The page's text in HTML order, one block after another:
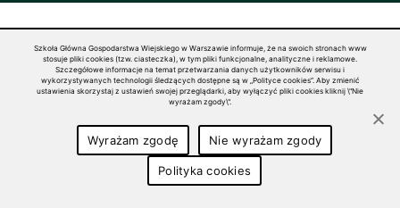
Szkoła Główna Gospodarstwa Wiejskiego w Warszawie informuje, że na swoich stronach www
stosuje pliki cookies (tzw. ciasteczka), w tym pliki funkcjonalne, analityczne i reklamowe.
Szczegółowe informacje na temat przetwarzania danych użytkowników serwisu i
wykorzystywanych technologii śledzących dostępne są w „Polityce cookies”. Aby zmienić
ustawienia skorzystaj z ustawień swojej przeglądarki, aby wyłączyć pliki cookies kliknij \"Nie
wyrażam zgody\".
Wyrażam zgodę Nie wyrażam zgody
Polityka cookies